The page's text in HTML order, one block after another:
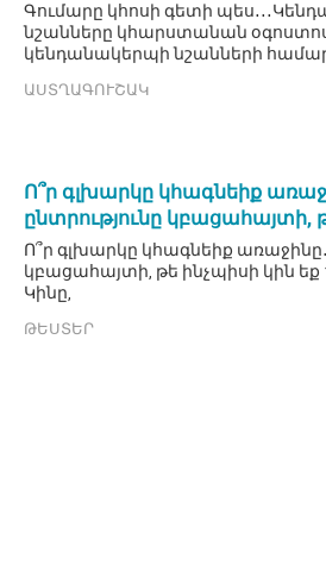
Գումարը կհոսի գետի
նշանները կհարստանան
կենդանակերպի նշանների
ԱՍՏՂԱԳՈՒՇԱԿ
Ո՞ր գլխարկը կհագնեիք
ընտրությունը կբացահայտի,
Ո՞ր գլխարկը կհագնեիք
կբացահայտի, թե ինչպիսի կին
Կինը,
ԹԵՍՏԵՐ